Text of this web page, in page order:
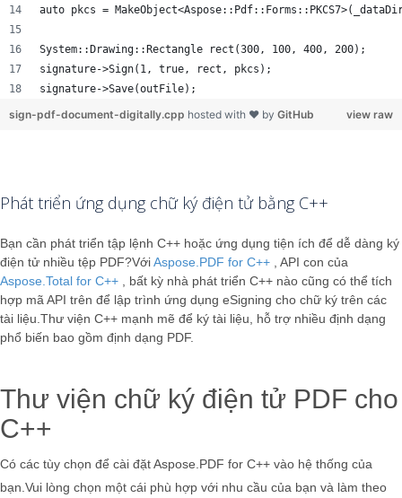
auto pkcs =
System::Drawing::Rectangle rect(300, 100, 400, 200);
signature->Sign(1, true, rect, pkcs);
signature->Save(outFile);
view raw
sign-pdf-document-digitally.cpp hosted with ❤ by GitHub
Phát triển ứng dụng chữ ký điện tử bằng C++
Bạn cần phát triển tập lệnh C++ hoặc ứng dụng tiện ích để dễ dàng ký
điện tử nhiều tệp PDF?VớiAspose.PDF for C++ , API con của
Aspose.Total for C++ , bất kỳ nhà phát triển C++ nào cũng có thể tích
hợp mã API trên để lập trình ứng dụng eSigning cho chữ ký trên các
tài liệu.Thư viện C++ mạnh mẽ để ký tài liệu, hỗ trợ nhiều định dạng
phổ biến bao gồm định dạng PDF.
Thư viện chữ ký điện tử PDF cho
C++
Có các tùy chọn để cài đặt Aspose.PDF for C++ vào hệ thống của
bạn.Vui lòng chọn một cái phù hợp với nhu cầu của bạn và làm theo